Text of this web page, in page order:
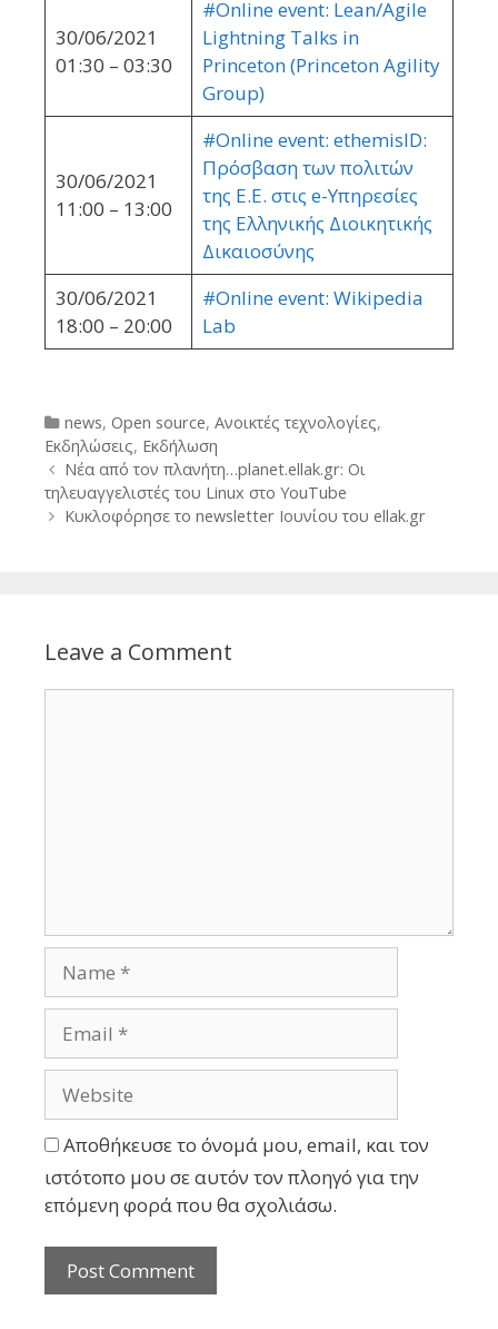
30/06/2021
01:30 – 03:30
#Online event: Lean/Agile
Lightning Talks in
Princeton (Princeton Agility
Group)
30/06/2021
11:00 – 13:00
#Online event: ethemisID:
Πρόσβαση των πολιτών
της Ε.Ε. στις e-Υπηρεσίες
της Ελληνικής Διοικητικής
Δικαιοσύνης
30/06/2021
18:00 – 20:00
#Online event: Wikipedia
Lab
Categories
news, Open source, Ανοικτές τεχνολογίες,
Εκδηλώσεις, Εκδήλωση
Post
navigation
Νέα από τον πλανήτη…planet.ellak.gr: Οι
τηλευαγγελιστές του Linux στο YouTube
Κυκλοφόρησε το newsletter Ιουνίου του ellak.gr
Leave a Comment
Αποθήκευσε το όνομά μου, email, και τον
ιστότοπο μου σε αυτόν τον πλοηγό για την
επόμενη φορά που θα σχολιάσω.